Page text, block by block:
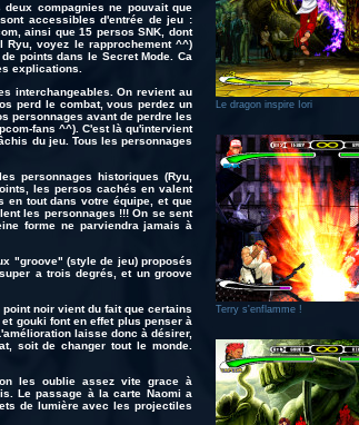
compagnies ne pouvait que
accessibles d'entrée de jeu :
ainsi que 15 persos SNK, dont
Ryu, voyez le rapprochement ^^)
points dans le Secret Mode. Ca
explications.
interchangeables. On revient au
perd le combat, vous perdez un
personnages avant de perdre les
fans ^^). C'est là qu'intervient
du jeu. Tous les personnages
personnages historiques (Ryu,
les persos cachés en valent
en tout dans votre équipe, et que
les personnages !!! On se sent
forme ne parviendra jamais à
"groove" (style de jeu) proposés
a trois degrés, et un groove
noir vient du fait que certains
gouki font en effet plus penser à
laisse donc à désirer,
soit de changer tout le monde.
les oublie assez vite grace à
Le passage à la carte Naomi a
de lumière avec les projectiles
Le dragon inspire Iori
Terry s'enflamme !